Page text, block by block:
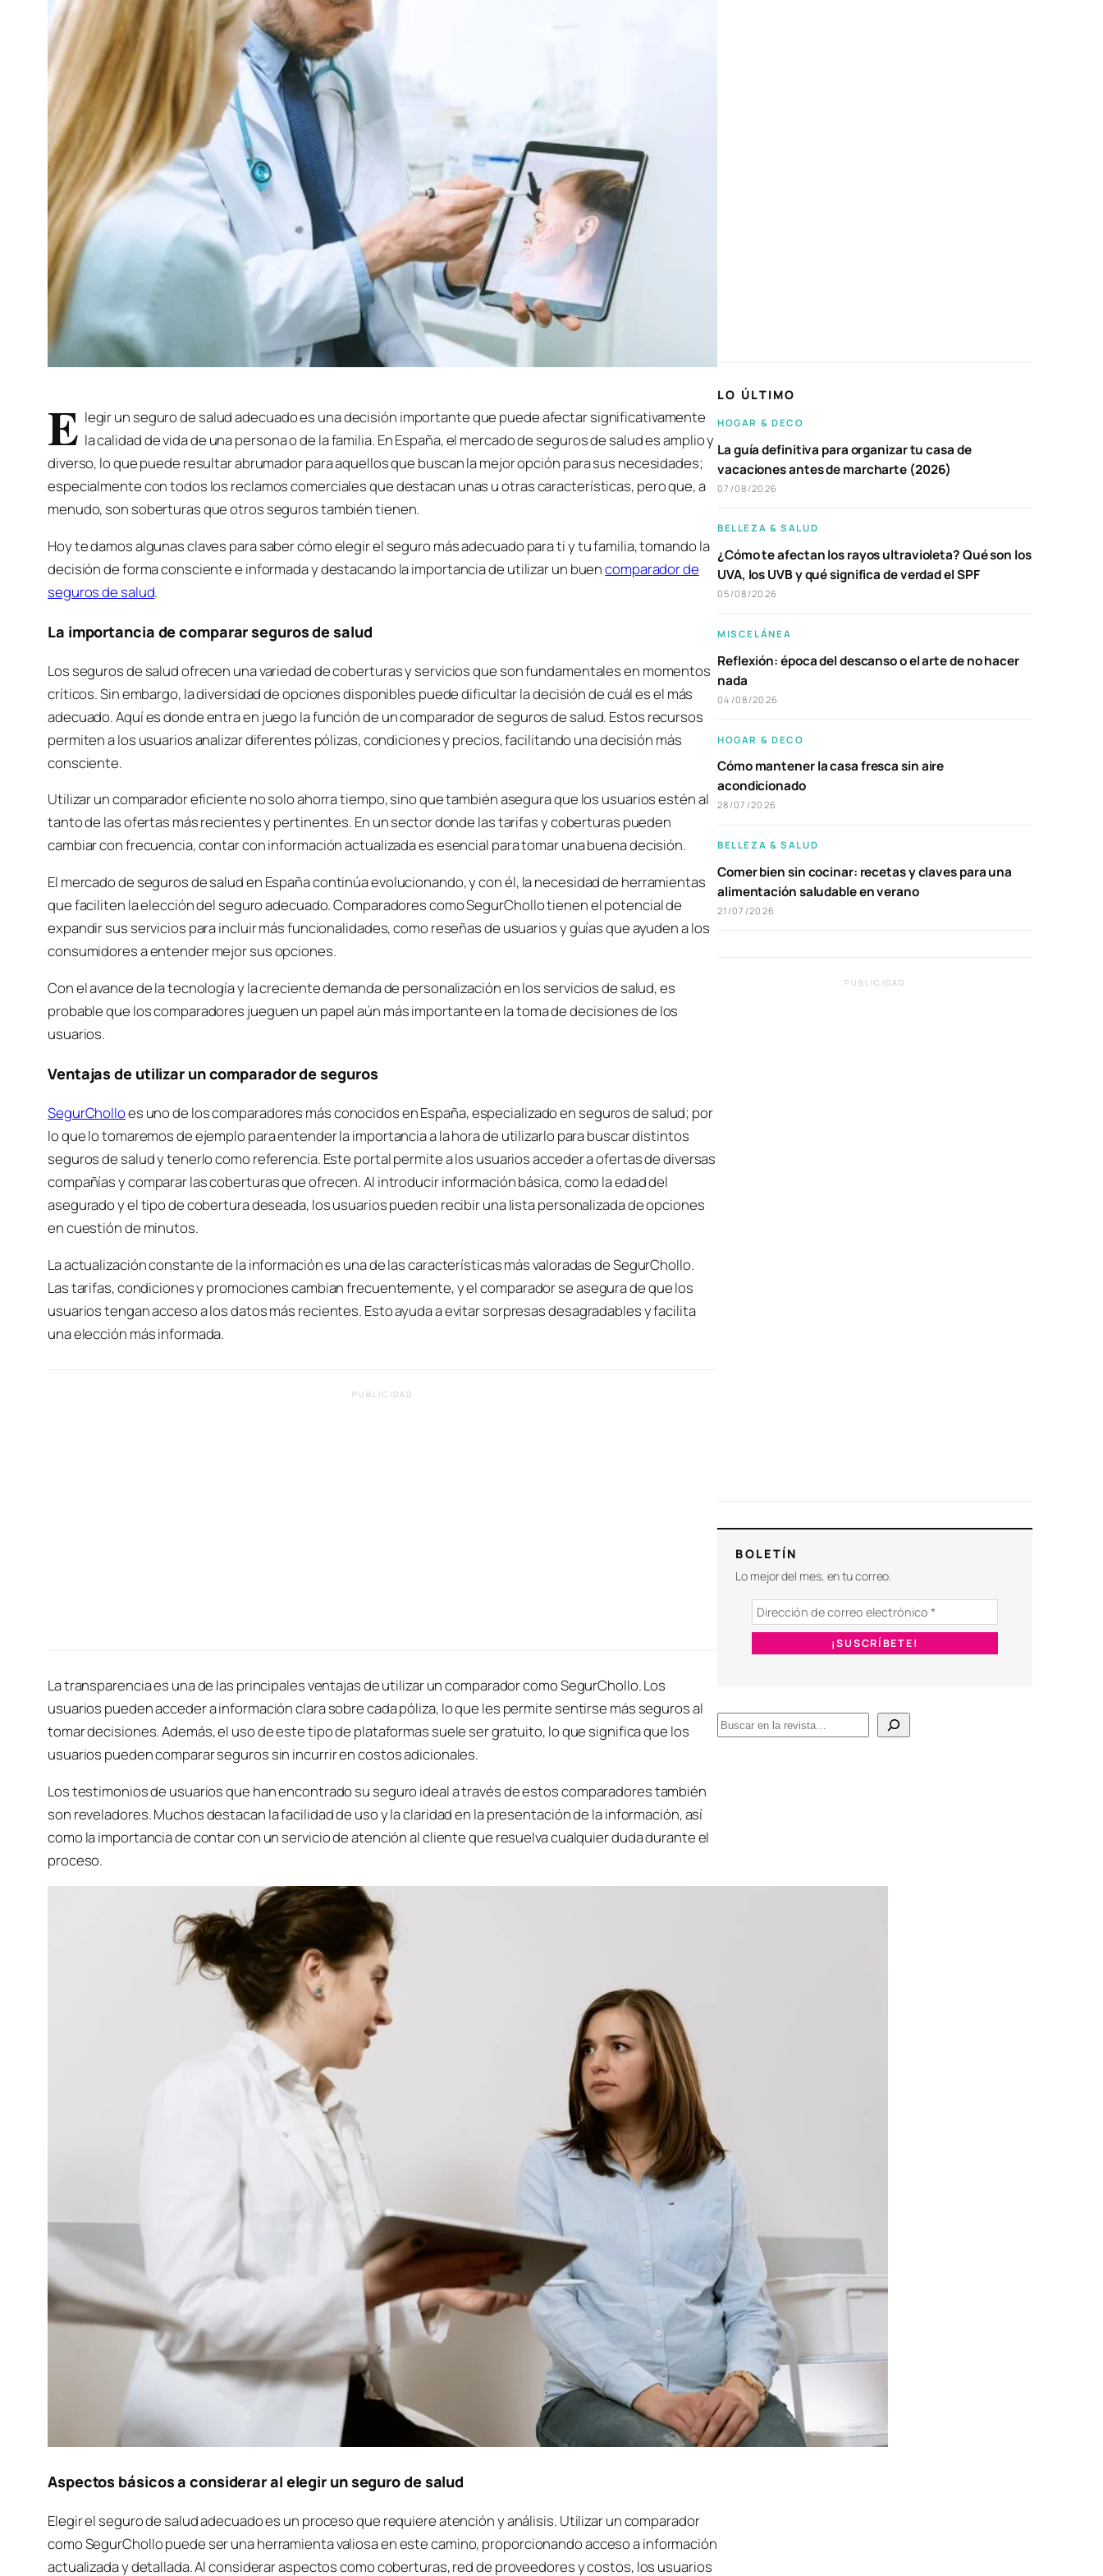
E legir un seguro de salud adecuado es una decisión importante que puede afectar significativamente
la calidad de vida de una persona o de la familia. En España, el mercado de seguros de salud es amplio y
diverso, lo que puede resultar abrumador para aquellos que buscan la mejor opción para sus necesidades;
especialmente con todos los reclamos comerciales que destacan unas u otras características, pero que, a
menudo, son soberturas que otros seguros también tienen.
Hoy te damos algunas claves para saber cómo elegir el seguro más adecuado para ti y tu familia, tomando la
decisión de forma consciente e informada y destacando la importancia de utilizar un buencomparador de
seguros de salud.
La importancia de comparar seguros de salud
Los seguros de salud ofrecen una variedad de coberturas y servicios que son fundamentales en momentos
críticos. Sin embargo, la diversidad de opciones disponibles puede dificultar la decisión de cuál es el más
adecuado. Aquí es donde entra en juego la función de un comparador de seguros de salud. Estos recursos
permiten a los usuarios analizar diferentes pólizas, condiciones y precios, facilitando una decisión más
consciente.
Utilizar un comparador eficiente no solo ahorra tiempo, sino que también asegura que los usuarios estén al
tanto de las ofertas más recientes y pertinentes. En un sector donde las tarifas y coberturas pueden
cambiar con frecuencia, contar con información actualizada es esencial para tomar una buena decisión.
El mercado de seguros de salud en España continúa evolucionando, y con él, la necesidad de herramientas
que faciliten la elección del seguro adecuado. Comparadores como SegurChollo tienen el potencial de
expandir sus servicios para incluir más funcionalidades, como reseñas de usuarios y guías que ayuden a los
consumidores a entender mejor sus opciones.
Con el avance de la tecnología y la creciente demanda de personalización en los servicios de salud, es
probable que los comparadores jueguen un papel aún más importante en la toma de decisiones de los
usuarios.
Ventajas de utilizar un comparador de seguros
SegurCholloes uno de los comparadores más conocidos en España, especializado en seguros de salud; por
lo que lo tomaremos de ejemplo para entender la importancia a la hora de utilizarlo para buscar distintos
seguros de salud y tenerlo como referencia. Este portal permite a los usuarios acceder a ofertas de diversas
compañías y comparar las coberturas que ofrecen. Al introducir información básica, como la edad del
asegurado y el tipo de cobertura deseada, los usuarios pueden recibir una lista personalizada de opciones
en cuestión de minutos.
La actualización constante de la información es una de las características más valoradas de SegurChollo.
Las tarifas, condiciones y promociones cambian frecuentemente, y el comparador se asegura de que los
usuarios tengan acceso a los datos más recientes. Esto ayuda a evitar sorpresas desagradables y facilita
una elección más informada.
PUBLICIDAD
La transparencia es una de las principales ventajas de utilizar un comparador como SegurChollo. Los
usuarios pueden acceder a información clara sobre cada póliza, lo que les permite sentirse más seguros al
tomar decisiones. Además, el uso de este tipo de plataformas suele ser gratuito, lo que significa que los
usuarios pueden comparar seguros sin incurrir en costos adicionales.
Los testimonios de usuarios que han encontrado su seguro ideal a través de estos comparadores también
son reveladores. Muchos destacan la facilidad de uso y la claridad en la presentación de la información, así
como la importancia de contar con un servicio de atención al cliente que resuelva cualquier duda durante el
proceso.
Aspectos básicos a considerar al elegir un seguro de salud
Elegir el seguro de salud adecuado es un proceso que requiere atención y análisis. Utilizar un comparador
como SegurChollo puede ser una herramienta valiosa en este camino, proporcionando acceso a información
actualizada y detallada. Al considerar aspectos como coberturas, red de proveedores y costos, los usuarios
LO ÚLTIMO
HOGAR & DECO
La guía definitiva para organizar tu casa de
vacaciones antes de marcharte (2026)
07/08/2026
BELLEZA & SALUD
¿Cómo te afectan los rayos ultravioleta? Qué son los
UVA, los UVB y qué significa de verdad el SPF
05/08/2026
MISCELÁNEA
Reflexión: época del descanso o el arte de no hacer
nada
04/08/2026
HOGAR & DECO
Cómo mantener la casa fresca sin aire
acondicionado
28/07/2026
BELLEZA & SALUD
Comer bien sin cocinar: recetas y claves para una
alimentación saludable en verano
21/07/2026
PUBLICIDAD
BOLETÍN
Lo mejor del mes, en tu correo.
B